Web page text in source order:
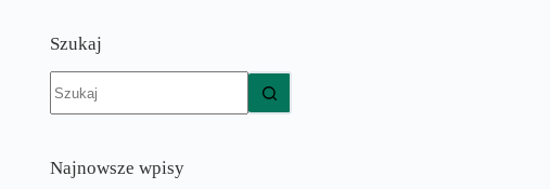
Szukaj
wyników
Najnowsze wpisy